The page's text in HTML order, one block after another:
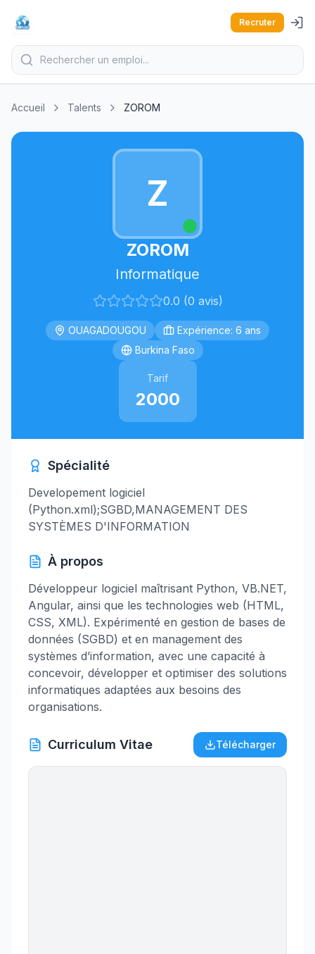
Recruter
Accueil Talents ZOROM
Z
ZOROM
Informatique
0.0 (0 avis)
OUAGADOUGOU
Expérience: 6 ans
Burkina Faso
Tarif
2000
Spécialité
Developement logiciel
(Python.xml);SGBD,MANAGEMENT DES
SYSTÈMES D'INFORMATION
À propos
Développeur logiciel maîtrisant Python, VB.NET,
Angular, ainsi que les technologies web (HTML,
CSS, XML). Expérimenté en gestion de bases de
données (SGBD) et en management des
systèmes d’information, avec une capacité à
concevoir, développer et optimiser des solutions
informatiques adaptées aux besoins des
organisations.
Curriculum Vitae Télécharger